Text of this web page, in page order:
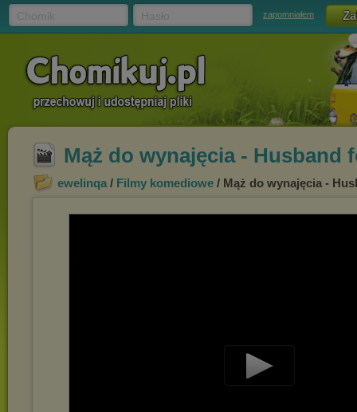
zapomniałem
Mąż do wynajęcia - Husband
ewelinqa / Filmy komediowe / Mąż do wynajęcia -